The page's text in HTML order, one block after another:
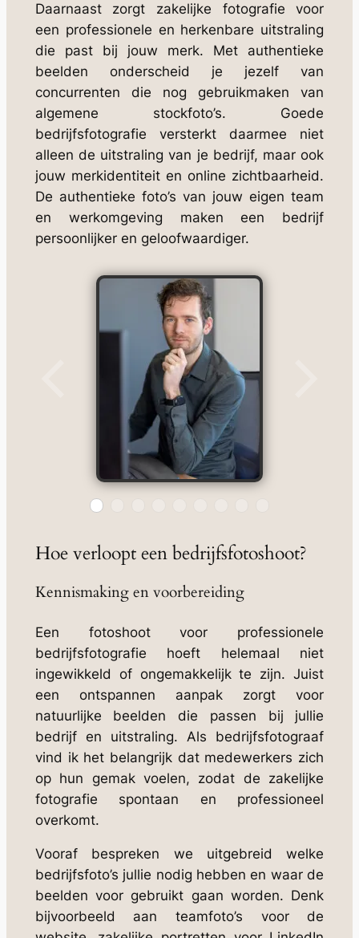
Daarnaast zorgt zakelijke fotografie voor
een professionele en herkenbare uitstraling
die past bij jouw merk. Met authentieke
beelden onderscheid je jezelf van
concurrenten die nog gebruikmaken van
algemene stockfoto’s. Goede
bedrijfsfotografie versterkt daarmee niet
alleen de uitstraling van je bedrijf, maar ook
jouw merkidentiteit en online zichtbaarheid.
De authentieke foto’s van jouw eigen team
en werkomgeving maken een bedrijf
persoonlijker en geloofwaardiger.
Hoe verloopt een bedrijfsfotoshoot?
Kennismaking en voorbereiding
Een fotoshoot voor professionele
bedrijfsfotografie hoeft helemaal niet
ingewikkeld of ongemakkelijk te zijn. Juist
een ontspannen aanpak zorgt voor
natuurlijke beelden die passen bij jullie
bedrijf en uitstraling. Als bedrijfsfotograaf
vind ik het belangrijk dat medewerkers zich
op hun gemak voelen, zodat de zakelijke
fotografie spontaan en professioneel
overkomt.
Vooraf bespreken we uitgebreid welke
bedrijfsfoto’s jullie nodig hebben en waar de
beelden voor gebruikt gaan worden. Denk
bijvoorbeeld aan teamfoto’s voor de